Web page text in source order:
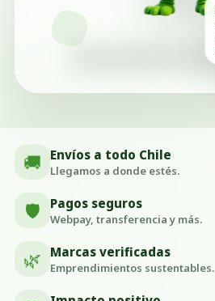
🚚 Envíos a todo Chile
Llegamos a donde estés.
🛡️ Pagos seguros
Webpay, transferencia y más.
🌿 Marcas verificadas
Emprendimientos sustentables.